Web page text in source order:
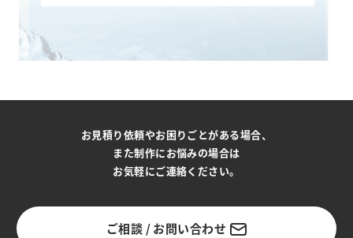
お見積り依頼やお困りごとがある場合、
また制作にお悩みの場合は
お気軽にご連絡ください。
ご相談 / お問い合わせ